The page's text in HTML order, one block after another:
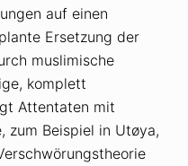
auf einen
Ersetzung der
muslimische
komplett
Attentaten mit
zum Beispiel in Utøya,